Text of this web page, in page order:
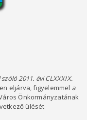
2011. évi CLXXXIX.
eljárva, figyelemmel a
Önkormányzatának
ülését